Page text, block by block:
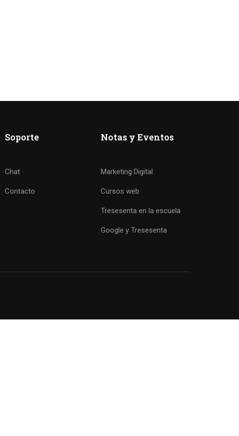
Soporte
Chat
Contacto
Notas y Eventos
Marketing Digital
Cursos web
Tresesenta en la escuela
Google y Tresesenta